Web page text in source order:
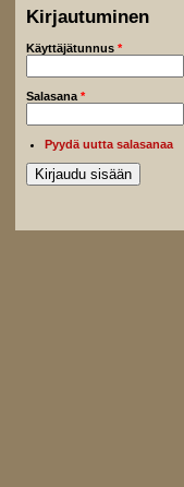
Kirjautuminen
Käyttäjätunnus *
Salasana *
Pyydä uutta salasanaa